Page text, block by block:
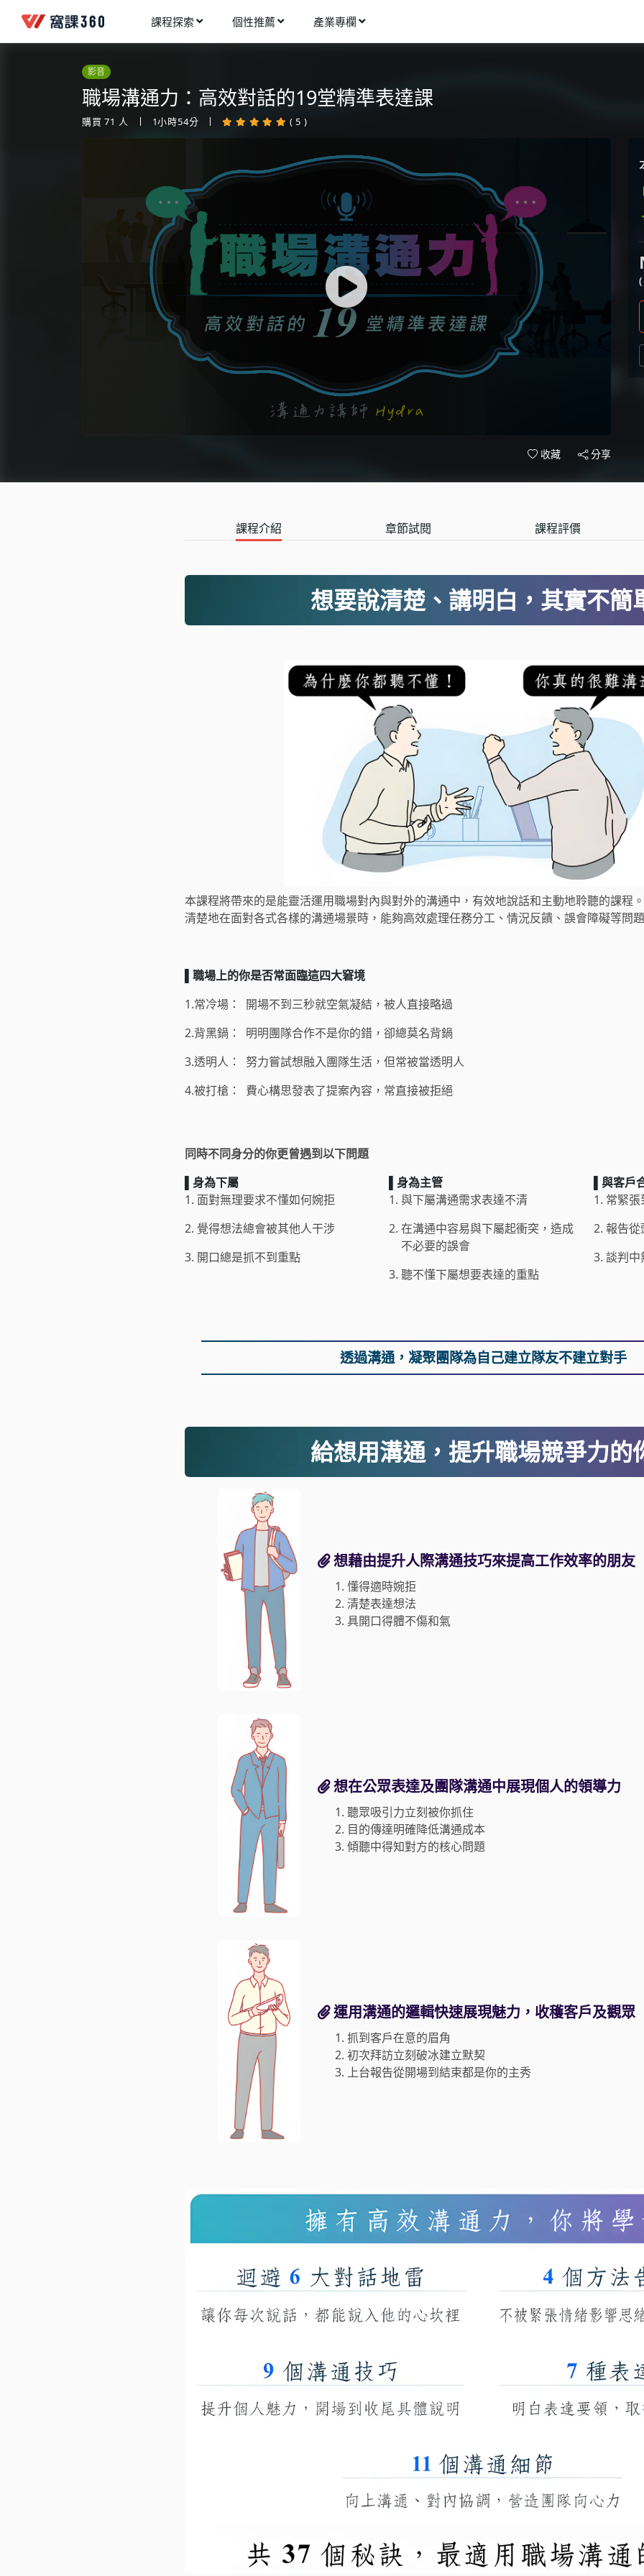
課程探索
多媒體動畫
程式與資料庫
視覺設計
電繪與手繪
網頁設計
網路行銷
網路管理
語言學習
個性推薦
架構師
創造者
溝通者
生活家
產業專欄
影像動畫
設計應用
健康生活
理財投資
所有專欄
今天想要學什麼?
窩課推薦給您
影音
職場溝通力：高效對話的19堂精準表達課
購買 71 人 1小時54分 ( 5 )
收藏 分享
(
課程介紹 章節試閱 課程評價
想要說清楚、講明白，其實不簡
本課程將帶來的是能靈活運用職場對內與對外的溝通中，有效地說話和主動地聆聽的課程
清楚地在面對各式各樣的溝通場景時，能夠高效處理任務分工、情況反饋、誤會障礙等問
▌職場上的你是否常面臨這四大窘境
1.常冷場：
開場不到三秒就空氣凝結，被人直接略過
2.背黑鍋：
明明團隊合作不是你的錯，卻總莫名背鍋
3.透明人：
努力嘗試想融入團隊生活，但常被當透明人
4.被打槍：
費心構思發表了提案內容，常直接被拒絕
同時不同身分的你更曾遇到以下問題
▌身為下屬
1. 面對無理要求不懂如何婉拒
2. 覺得想法總會被其他人干涉
3. 開口總是抓不到重點
▌身為主管
1. 與下屬溝通需求表達不清
2. 在溝通中容易與下屬起衝突，造成
不必要的誤會
3. 聽不懂下屬想要表達的重點
▌與客戶
1. 常緊
2. 報告
3. 談判
透過溝通， 凝聚團隊為自己建立隊友不建立對手
給想用溝通，提升職場競爭力的
想藉由提升人際溝通技巧來提高工作效率的朋友
1. 懂得適時婉拒
2. 清楚表達想法
3. 具開口得體不傷和氣
想在公眾表達及團隊溝通中展現個人的領導力
1. 聽眾吸引力立刻被你抓住
2. 目的傳達明確降低溝通成本
3. 傾聽中得知對方的核心問題
運用溝通的邏輯快速展現魅力，收穫客戶及觀眾
1. 抓到客戶在意的眉角
2. 初次拜訪立刻破冰建立默契
3. 上台報告從開場到結束都是你的主秀